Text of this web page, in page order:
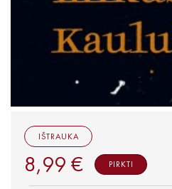
Išparduota
IŠTRAUKA
8,99 € PIRKTI